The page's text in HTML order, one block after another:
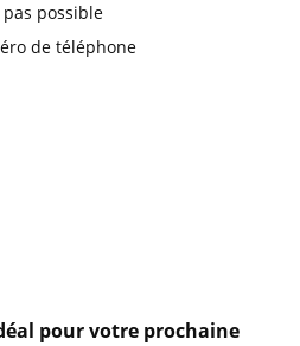
possible
de téléphone
pour votre prochaine